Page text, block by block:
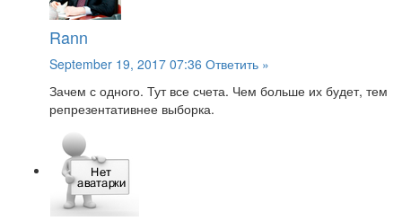
Rann
September 19, 2017 07:36 Ответить »
Зачем с одного. Тут все счета. Чем больше их будет, тем
репрезентативнее выборка.